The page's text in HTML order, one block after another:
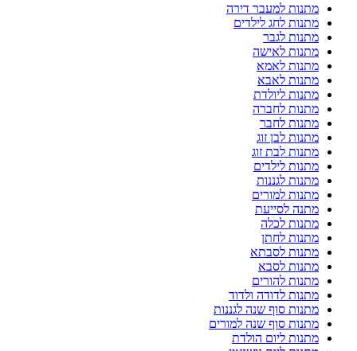
מתנות למעבר דירה
מתנות לחג לילדים
מתנות לגבר
מתנות לאישה
מתנות לאמא
מתנות לאבא
מתנות ליולדת
מתנות לחברה
מתנות לחבר
מתנות לבן זוג
מתנות לבת זוג
מתנות לילדים
מתנות לגננות
מתנות למורים
מתנה לסייעת
מתנות לכלה
מתנות לחתן
מתנות לסבתא
מתנות לסבא
מתנות להורים
מתנות לדודה ולדוד
מתנות סוף שנה לגננות
מתנות סוף שנה למורים
מתנות ליום הולדת